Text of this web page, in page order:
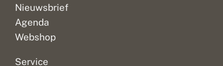
Nieuwsbrief
Agenda
Webshop
Service